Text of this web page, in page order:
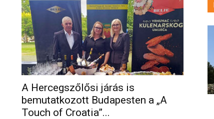
A Hercegszőlősi járás is
bemutatkozott Budapesten a „A
Touch of Croatia”...